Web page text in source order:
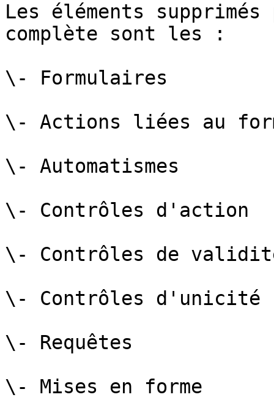
Les éléments
complète sont les :
\- Formulaires
\- Actions liées au
\- Automatismes
\- Contrôles d'action
\- Contrôles de
\- Contrôles d'unicité
\- Requêtes
\- Mises en forme